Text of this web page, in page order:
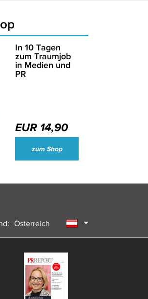
Wirtschaftsjournalisten und Unternehmenssprecher des Jahres 2024
In 10 Tagen
zum Traumjob
in Medien und
PR
EUR 14,90
zum Shop
Österreich